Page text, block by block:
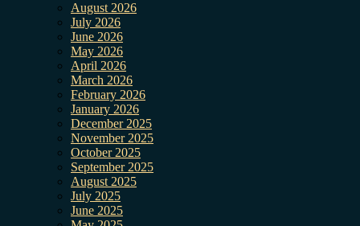
August 2026
July 2026
June 2026
May 2026
April 2026
March 2026
February 2026
January 2026
December 2025
November 2025
October 2025
September 2025
August 2025
July 2025
June 2025